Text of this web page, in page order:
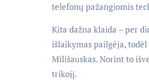
telefonų pažangiomis
Kita dažna klaida – per
išlaikymas pailgėja,
Milišauskas. Norint to
trikojį.